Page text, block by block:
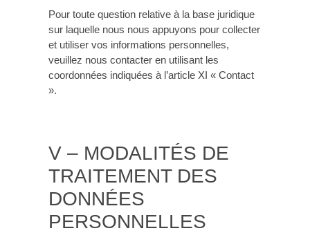
Pour toute question relative à la base juridique
sur laquelle nous nous appuyons pour collecter
et utiliser vos informations personnelles,
veuillez nous contacter en utilisant les
coordonnées indiquées à l’article XI « Contact
».
V – MODALITÉS DE
TRAITEMENT DES
DONNÉES
PERSONNELLES